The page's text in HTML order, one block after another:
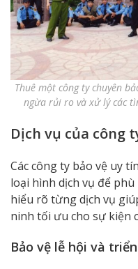
Thuê một công ty chuyên
ngừa rủi ro và xử lý các
Dịch vụ của công
Các công ty bảo vệ uy
loại hình dịch vụ để
hiểu rõ từng dịch vụ
ninh tối ưu cho sự kiện
Bảo vệ lễ hội và